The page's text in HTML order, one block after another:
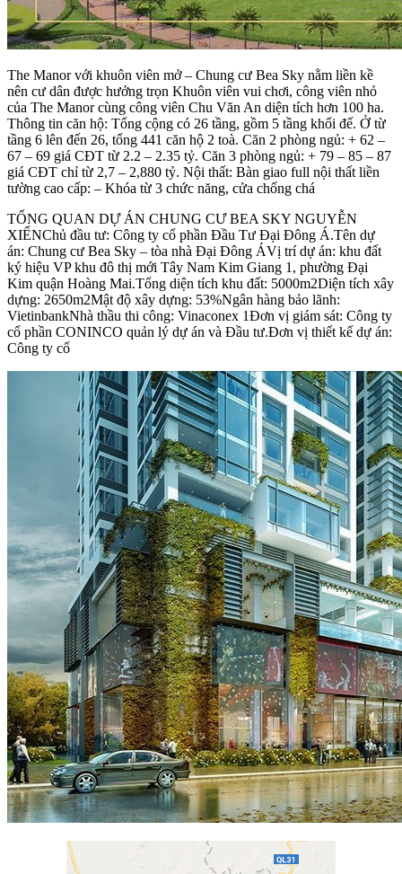
The Manor với khuôn viên mở – Chung cư Bea Sky nằm liền kề
nên cư dân được hưởng trọn Khuôn viên vui chơi, công viên nhỏ
của The Manor cùng công viên Chu Văn An diện tích hơn 100 ha.
Thông tin căn hộ: Tổng cộng có 26 tầng, gồm 5 tầng khối đế. Ở từ
tầng 6 lên đến 26, tổng 441 căn hộ 2 toà. Căn 2 phòng ngủ: + 62 –
67 – 69 giá CĐT từ 2.2 – 2.35 tỷ. Căn 3 phòng ngủ: + 79 – 85 – 87
giá CĐT chỉ từ 2,7 – 2,880 tỷ. Nội thất: Bàn giao full nội thất liền
tường cao cấp: – Khóa từ 3 chức năng, cửa chống chá
TỔNG QUAN DỰ ÁN CHUNG CƯ BEA SKY NGUYỄN
XIỂNChủ đầu tư: Công ty cổ phần Đầu Tư Đại Đông Á.Tên dự
án: Chung cư Bea Sky – tòa nhà Đại Đông ÁVị trí dự án: khu đất
ký hiệu VP khu đô thị mới Tây Nam Kim Giang 1, phường Đại
Kim quận Hoàng Mai.Tổng diện tích khu đất: 5000m2Diện tích xây
dựng: 2650m2Mật độ xây dựng: 53%Ngân hàng bảo lãnh:
VietinbankNhà thầu thi công: Vinaconex 1Đơn vị giám sát: Công ty
cổ phần CONINCO quản lý dự án và Đầu tư.Đơn vị thiết kế dự án:
Công ty cổ